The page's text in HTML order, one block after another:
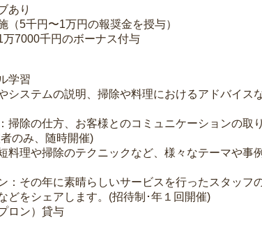
あり
（5千円〜1万円の報奨金を授与）
万7000千円のボーナス付与
学習
システムの説明、掃除や料理におけるアドバイス
掃除の仕方、お客様とのコミュニケーションの
のみ、随時開催)
料理や掃除のテクニックなど、様々なテーマや事
：その年に素晴らしいサービスを行ったスタッ
どをシェアします。(招待制･年１回開催)
ロン）貸与